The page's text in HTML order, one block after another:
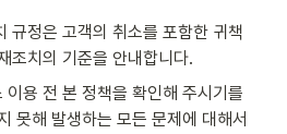
규정은 고객의 취소를 포함한 귀책
조치의 기준을 안내합니다.
용 전 본 정책을 확인해 주시기를
못해 발생하는 모든 문제에 대해서